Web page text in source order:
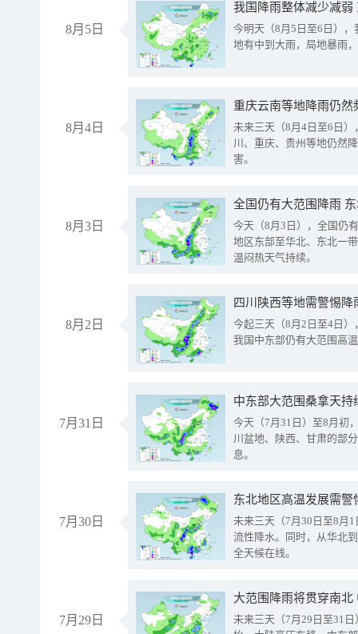
8月5日
我国降雨整体减少减弱
今明天（8月5日至6日）
地有中到大雨，局地暴雨
8月4日
重庆云南等地降雨仍然
未来三天（8月4日至6日
川、重庆、贵州等地仍然
害。
8月3日
全国仍有大范围降雨
今天（8月3日），全国仍
地区东部至华北、东北一
温闷热天气持续。
8月2日
今起三天（8月2日至4日
我国中东部仍有大范围高
7月31日
中东部大范围桑拿天
今天（7月31日）至8月初
川盆地、陕西、甘肃的部
息。
7月30日
东北地区高温发展需
未来三天（7月30日至8月
流性降水。同时，从华北
全天候在线。
7月29日
大范围降雨将贯穿南
未来三天（7月29日至31